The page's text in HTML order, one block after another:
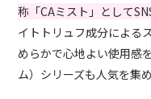
称「CAミスト」として
イトトリュフ成分による
めらかで心地よい使用感
ム）シリーズも人気を集